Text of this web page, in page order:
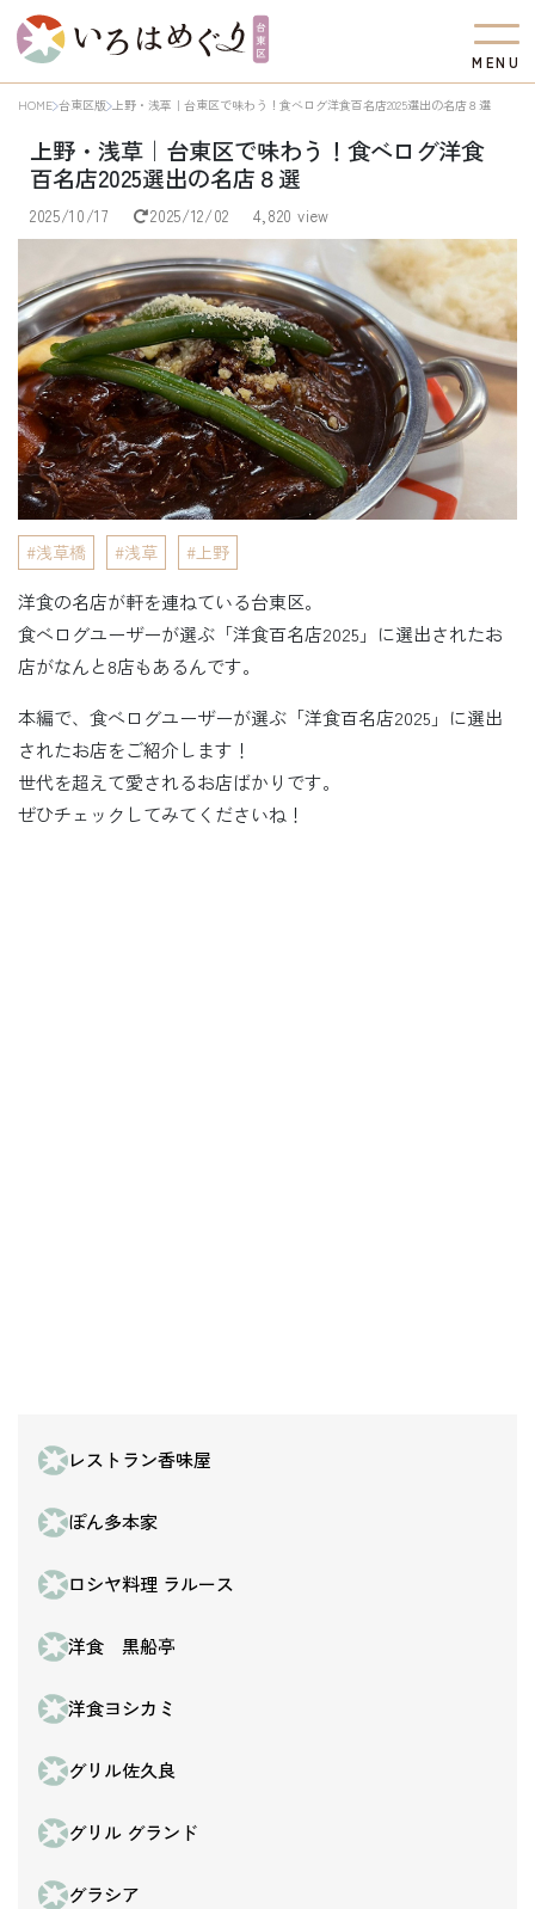
M EN U
HOME 台東区版 上野・浅草｜台東区で味わう！食べログ洋食百名店2025選出の名店８選
上野・浅草｜台東区で味わう！食べログ洋食
百名店2025選出の名店８選
2025/10/17 2025/12/02 4,820 view
浅草橋 浅草 上野
洋食の名店が軒を連ねている台東区。
食べログユーザーが選ぶ「洋食百名店2025」に選出されたお
店がなんと8店もあるんです。
本編で、食べログユーザーが選ぶ「洋食百名店2025」に選出
されたお店をご紹介します！
世代を超えて愛されるお店ばかりです。
ぜひチェックしてみてくださいね！
レストラン香味屋
ぽん多本家
ロシヤ料理 ラルース
洋食 黒船亭
洋食ヨシカミ
グリル佐久良
グリル グランド
グラシア